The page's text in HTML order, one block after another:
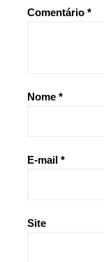
Comentário *
Nome *
E-mail *
Site